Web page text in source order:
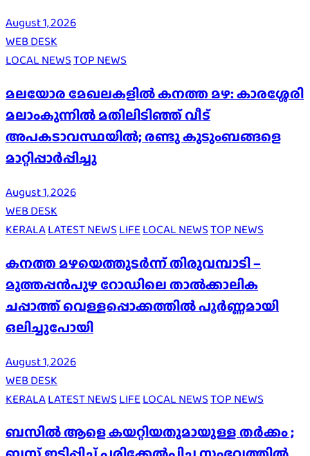
August 1, 2026
WEB DESK
LOCAL NEWSTOP NEWS
മലയോര മേഖലകളിൽ കനത്ത മഴ: കാരശ്ശേരി
മലാംകുന്നിൽ മതിലിടിഞ്ഞ് വീട്
അപകടാവസ്ഥയിൽ; രണ്ടു കുടുംബങ്ങളെ
മാറ്റിപ്പാർപ്പിച്ചു
August 1, 2026
WEB DESK
KERALALATEST NEWS LIFE LOCAL NEWSTOP NEWS
കനത്ത മഴയെത്തുടർന്ന് തിരുവമ്പാടി –
മുത്തപ്പൻപുഴ റോഡിലെ താൽക്കാലിക
ചപ്പാത്ത് വെള്ളപ്പൊക്കത്തിൽ പൂർണ്ണമായി
ഒലിച്ചുപോയി
August 1, 2026
WEB DESK
KERALALATEST NEWS LIFE LOCAL NEWSTOP NEWS
ബസിൽ ആളെ കയറ്റിയതുമായുള്ള തർക്കം ;